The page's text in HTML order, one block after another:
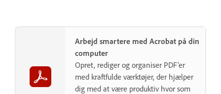
Arbejd smartere med Acrobat på din
computer
Opret, rediger og organiser PDF'er
med kraftfulde værktøjer, der hjælper
dig med at være produktiv hvor som